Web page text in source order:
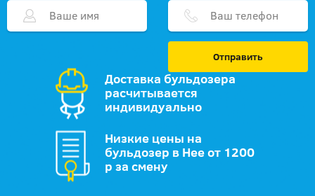
Отправить
Доставка бульдозера
расчитывается
индивидуально
Низкие цены на
бульдозер в Нее от 1200
р за смену